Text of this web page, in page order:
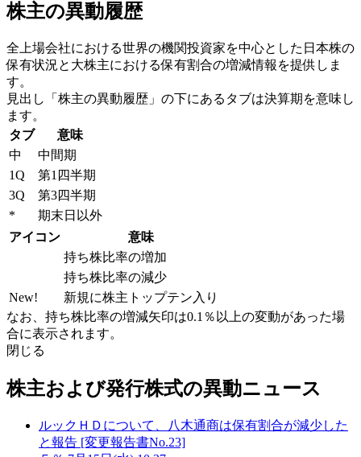
株主の異動履歴
全上場会社における世界の機関投資家を中心とした日本株の
保有状況と大株主における保有割合の増減情報を提供しま
す。
見出し「株主の異動履歴」の下にあるタブは決算期を意味し
ます。
タブ
意味
中
中間期
1Q
第1四半期
3Q
第3四半期
*
期末日以外
アイコン
意味
持ち株比率の増加
持ち株比率の減少
New!
新規に株主トップテン入り
なお、持ち株比率の増減矢印は0.1％以上の変動があった場
合に表示されます。
閉じる
株主および発行株式の異動ニュース
ルックＨＤについて、八木通商は保有割合が減少した
と報告 [変更報告書No.23]